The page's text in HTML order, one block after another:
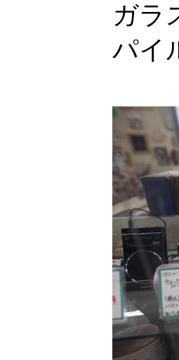
ガラ
パイ